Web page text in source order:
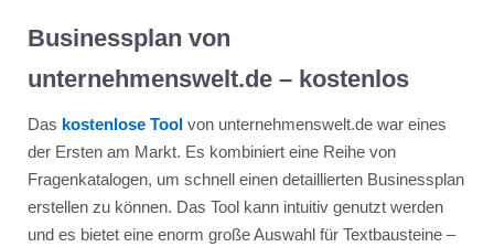
Businessplan von
unternehmenswelt.de – kostenlos
Das kostenlose Toolvon unternehmenswelt.de war eines
der Ersten am Markt. Es kombiniert eine Reihe von
Fragenkatalogen, um schnell einen detaillierten Businessplan
erstellen zu können. Das Tool kann intuitiv genutzt werden
und es bietet eine enorm große Auswahl für Textbausteine –